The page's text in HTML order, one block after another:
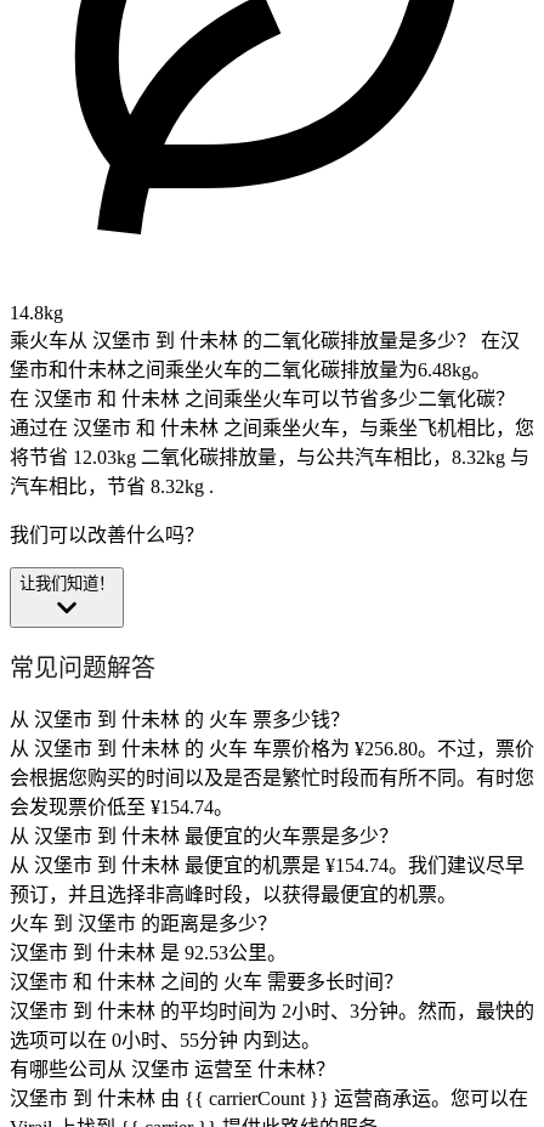
14.8kg
乘火车从 汉堡市 到 什未林 的二氧化碳排放量是多少？
在汉
堡市和什未林之间乘坐火车的二氧化碳排放量为6.48kg。
在 汉堡市 和 什未林 之间乘坐火车可以节省多少二氧化碳？
通过在 汉堡市 和 什未林 之间乘坐火车，与乘坐飞机相比，您
将节省 12.03kg 二氧化碳排放量，与公共汽车相比，8.32kg 与
汽车相比，节省 8.32kg .
我们可以改善什么吗？
让我们知道！
常见问题解答
从 汉堡市 到 什未林 的 火车 票多少钱？
从 汉堡市 到 什未林 的 火车 车票价格为 ¥256.80。不过，票价
会根据您购买的时间以及是否是繁忙时段而有所不同。有时您
会发现票价低至 ¥154.74。
从 汉堡市 到 什未林 最便宜的火车票是多少？
从 汉堡市 到 什未林 最便宜的机票是 ¥154.74。我们建议尽早
预订，并且选择非高峰时段，以获得最便宜的机票。
火车 到 汉堡市 的距离是多少？
汉堡市 到 什未林 是 92.53公里。
汉堡市 和 什未林 之间的 火车 需要多长时间？
汉堡市 到 什未林 的平均时间为 2小时、3分钟。然而，最快的
选项可以在 0小时、55分钟 内到达。
有哪些公司从 汉堡市 运营至 什未林？
汉堡市 到 什未林 由 {{ car​​rierCount }} 运营商承运。您可以在